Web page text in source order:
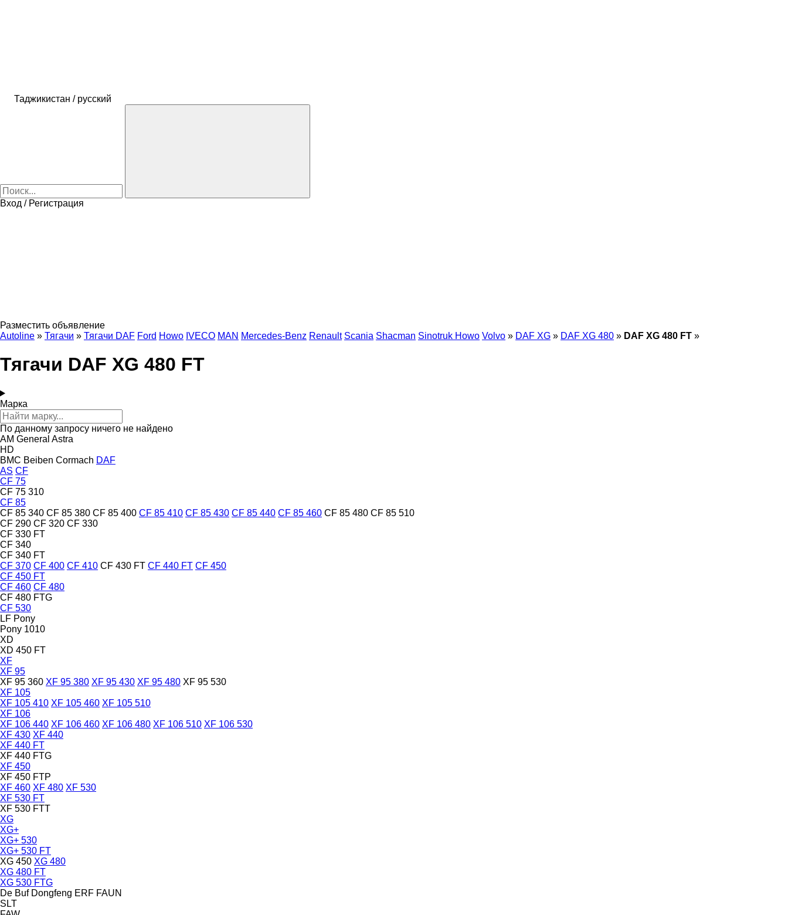
Таджикистан / русский
Вход / Регистрация
Разместить объявление
Autoline » Тягачи » Тягачи DAF Ford Howo IVECO MAN Mercedes-Benz Renault Scania Shacman Sinotruk Howo Volvo » DAF XG » DAF XG 480 » DAF XG 480 FT »
Тягачи DAF XG 480 FT
Марка
По данному запросу ничего не найдено
AM General Astra
HD
BMC Beiben Cormach DAF
AS CF
CF 75
CF 75 310
CF 85
CF 85 340 CF 85 380 CF 85 400 CF 85 410 CF 85 430 CF 85 440 CF 85 460 CF 85 480 CF 85 510
CF 290 CF 320 CF 330
CF 330 FT
CF 340
CF 340 FT
CF 370 CF 400 CF 410 CF 430 FT CF 440 FT CF 450
CF 450 FT
CF 460 CF 480
CF 480 FTG
CF 530
LF Pony
Pony 1010
XD
XD 450 FT
XF
XF 95
XF 95 360 XF 95 380 XF 95 430 XF 95 480 XF 95 530
XF 105
XF 105 410 XF 105 460 XF 105 510
XF 106
XF 106 440 XF 106 460 XF 106 480 XF 106 510 XF 106 530
XF 430 XF 440
XF 440 FT
XF 440 FTG
XF 450
XF 450 FTP
XF 460 XF 480 XF 530
XF 530 FT
XF 530 FTT
XG
XG+
XG+ 530
XG+ 530 FT
XG 450 XG 480
XG 480 FT
XG 530 FTG
De Buf Dongfeng ERF FAUN
SLT